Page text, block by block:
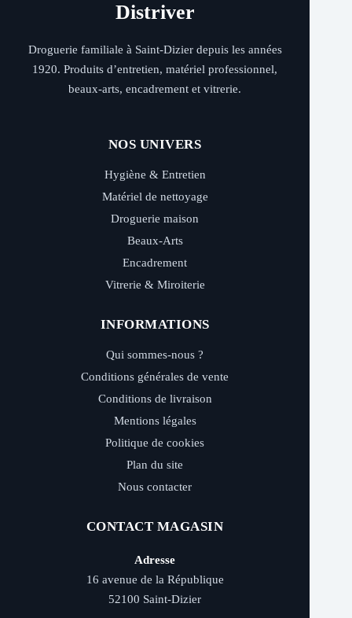
Distriver
Droguerie familiale à Saint-Dizier depuis les années
1920. Produits d’entretien, matériel professionnel,
beaux-arts, encadrement et vitrerie.
NOS UNIVERS
Hygiène & Entretien
Matériel de nettoyage
Droguerie maison
Beaux-Arts
Encadrement
Vitrerie & Miroiterie
INFORMATIONS
Qui sommes-nous ?
Conditions générales de vente
Conditions de livraison
Mentions légales
Politique de cookies
Plan du site
Nous contacter
CONTACT MAGASIN
Adresse
16 avenue de la République
52100 Saint-Dizier